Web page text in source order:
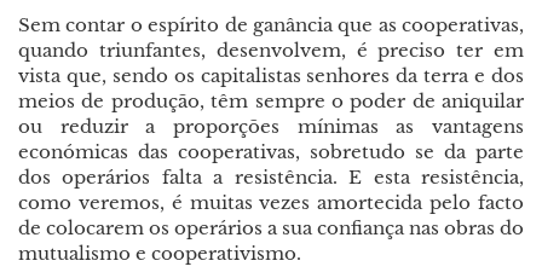
Sem contar o espírito de ganância que as cooperativas,
quando triunfantes, desenvolvem, é preciso ter em
vista que, sendo os capitalistas senhores da terra e dos
meios de produção, têm sempre o poder de aniquilar
ou reduzir a proporções mínimas as vantagens
económicas das cooperativas, sobretudo se da parte
dos operários falta a resistência. E esta resistência,
como veremos, é muitas vezes amortecida pelo facto
de colocarem os operários a sua confiança nas obras do
mutualismo e cooperativismo.